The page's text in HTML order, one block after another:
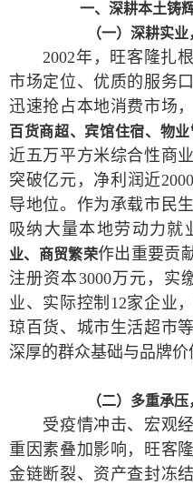
一、深耕本土铸
（一）深耕实
2002年，旺客隆扎根
市场定位、优质的服务
迅速抢占本地消费市场
百货商超、宾馆住宿、物
近五万平方米综合性商
突破亿元，净利润近
导地位。作为承载市民
吸纳大量本地劳动力就
业、商贸繁荣作出重要贡
注册资本3000万元，实
业、实际控制12家企业
琼百货、城市生活超市
深厚的群众基础与品牌价
（二）多重承
受疫情冲击、宏观经
重因素叠加影响，旺客
金链断裂、资产查封冻